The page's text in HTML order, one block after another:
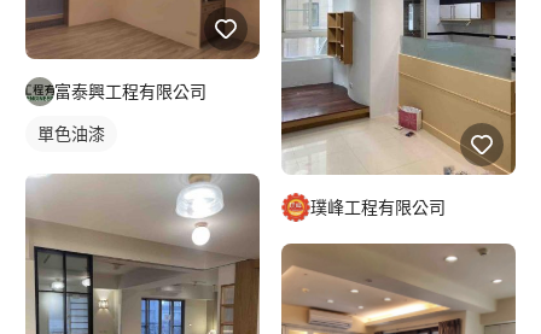
富泰興工程有限公司
單色油漆
璞峰工程有限公司